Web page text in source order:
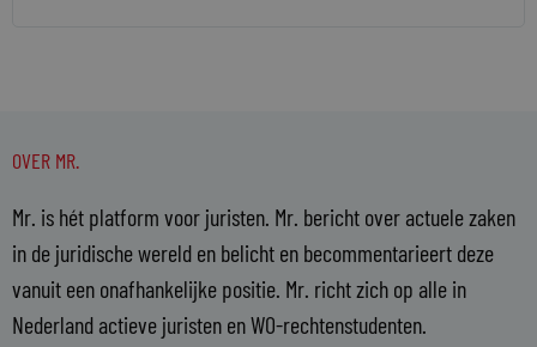
OVER MR.
Mr. is hét platform voor juristen. Mr. bericht over actuele zaken
in de juridische wereld en belicht en becommentarieert deze
vanuit een onafhankelijke positie. Mr. richt zich op alle in
Nederland actieve juristen en WO-rechtenstudenten.